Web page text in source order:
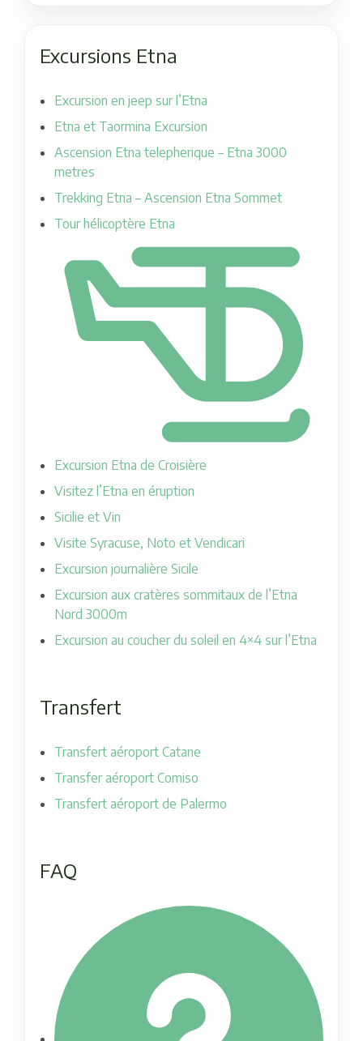
Excursions Etna
Excursion en jeep sur l’Etna
Etna et Taormina Excursion
Ascension Etna telepherique – Etna 3000
metres
Trekking Etna – Ascension Etna Sommet
Tour hélicoptère Etna
Excursion Etna de Croisière
Visitez l’Etna en éruption
Sicilie et Vin
Visite Syracuse, Noto et Vendicari
Excursion journalière Sicile
Excursion aux cratères sommitaux de l’Etna
Nord 3000m
Excursion au coucher du soleil en 4×4 sur l’Etna
Transfert
Transfert aéroport Catane
Transfer aéroport Comiso
Transfert aéroport de Palermo
FAQ